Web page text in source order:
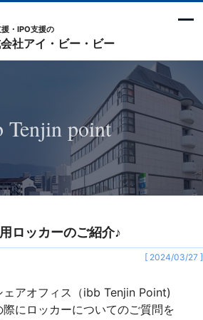
・IPO支援の
社アイ・ビー・ビー
Tenjin point
ロッカーのご紹介♪
[ 2024/03/27 ]
ェアオフィス（ibb Tenjin Point)
にロッカーについてのご質問を